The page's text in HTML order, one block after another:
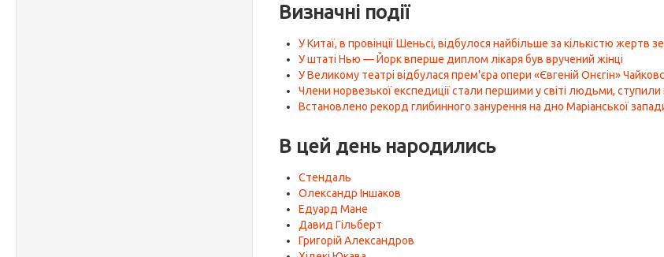
Визначні події
У Китаї, в провінції Шеньсі, відбулося найбільше за кількістю жертв
У штаті Нью — Йорк вперше диплом лікаря був вручений жінці
У Великому театрі відбулася прем'єра опери «Євгеній Онєгін»
Члени норвезької експедиції стали першими у світі людьми,
Встановлено рекорд глибинного занурення на дно Маріанської
В цей день народились
Стендаль
Олександр Іншаков
Едуард Мане
Давид Гільберт
Григорій Александров